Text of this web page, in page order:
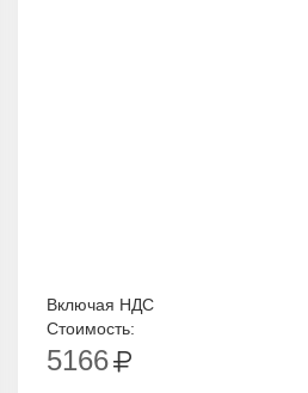
Включая НДС
Стоимость:
5166